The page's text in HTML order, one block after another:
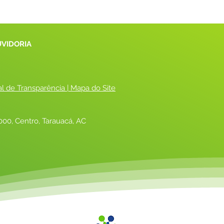
de Transparência | Mapa do Site
Centro, Tarauacá, AC